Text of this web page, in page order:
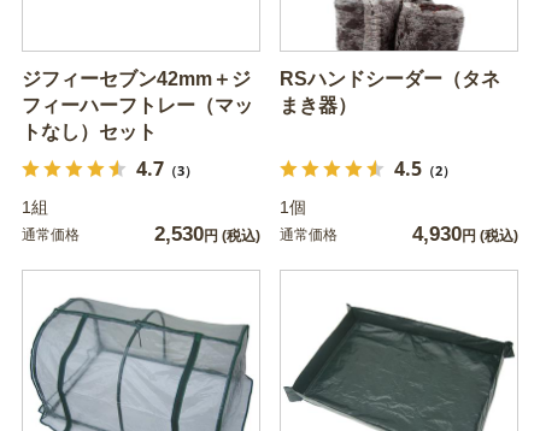
ジフィーセブン42mm＋ジ
フィーハーフトレー（マッ
トなし）セット
4.7（3）
1組
通常価格 2,530円 (税込)
RSハンドシーダー（タネ
まき器）
4.5（2）
1個
通常価格 4,930円 (税込)